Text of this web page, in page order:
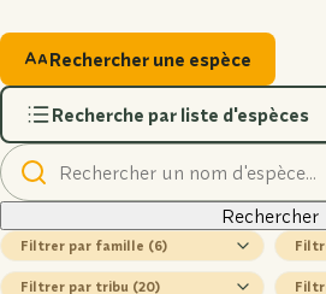
Rechercher une espèce
Recherche par liste d'espèces
Rechercher
un
nom
Rechercher
famille
sous-
tribu
genre